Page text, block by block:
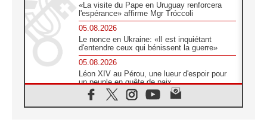
«La visite du Pape en Uruguay renforcera
l'espérance» affirme Mgr Tróccoli
05.08.2026
Le nonce en Ukraine: «Il est inquiétant
d'entendre ceux qui bénissent la guerre»
05.08.2026
Léon XIV au Pérou, une lueur d'espoir pour
un peuple en quête de paix
05.08.2026
SCEAM: L'Église en Afrique vers